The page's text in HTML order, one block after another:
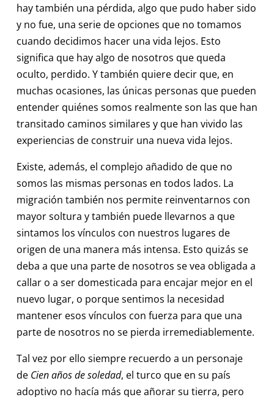
hay también una pérdida, algo que pudo haber sido
y no fue, una serie de opciones que no tomamos
cuando decidimos hacer una vida lejos. Esto
significa que hay algo de nosotros que queda
oculto, perdido. Y también quiere decir que, en
muchas ocasiones, las únicas personas que pueden
entender quiénes somos realmente son las que han
transitado caminos similares y que han vivido las
experiencias de construir una nueva vida lejos.
Existe, además, el complejo añadido de que no
somos las mismas personas en todos lados. La
migración también nos permite reinventarnos con
mayor soltura y también puede llevarnos a que
sintamos los vínculos con nuestros lugares de
origen de una manera más intensa. Esto quizás se
deba a que una parte de nosotros se vea obligada a
callar o a ser domesticada para encajar mejor en el
nuevo lugar, o porque sentimos la necesidad
mantener esos vínculos con fuerza para que una
parte de nosotros no se pierda irremediablemente.
Tal vez por ello siempre recuerdo a un personaje
de Cien años de soledad, el turco que en su país
adoptivo no hacía más que añorar su tierra, pero